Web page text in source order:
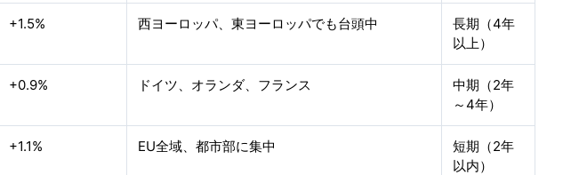
+1.5% 西ヨーロッパ、東ヨーロッパでも台頭中
長期（4年
以上）
+0.9% ドイツ、オランダ、フランス
中期（2年
～4年）
+1.1% EU全域、都市部に集中
短期（2年
以内）